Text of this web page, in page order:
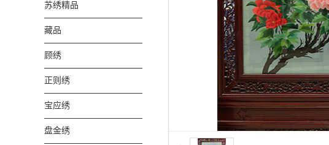
苏绣精品
藏品
顾绣
正则绣
宝应绣
盘金绣